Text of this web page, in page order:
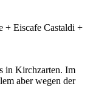
+ Eiscafe Castaldi +
in Kirchzarten. Im
aber wegen der